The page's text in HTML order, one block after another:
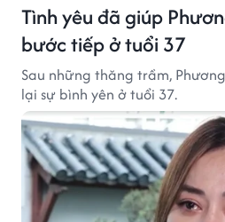
Tình yêu đã giúp
bước tiếp ở tuổi 37
Sau những thăng trầm,
lại sự bình yên ở tuổi 37.